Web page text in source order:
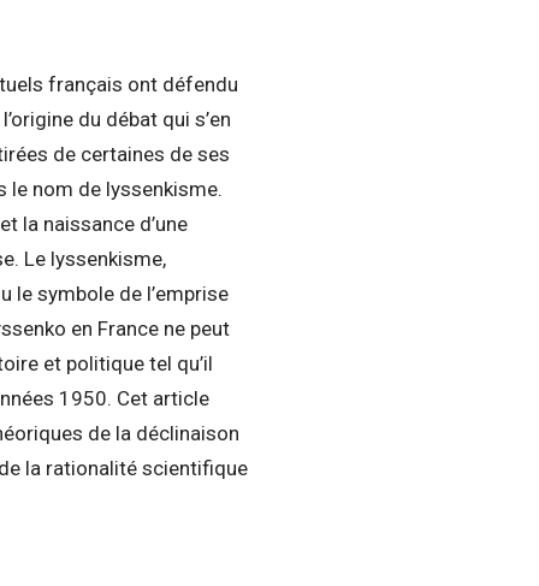
français ont défendu
du débat qui s’en
de certaines de ses
le nom de lyssenkisme.
la naissance d’une
Le lyssenkisme,
le symbole de l’emprise
en France ne peut
et politique tel qu’il
1950. Cet article
de la déclinaison
la rationalité scientifique